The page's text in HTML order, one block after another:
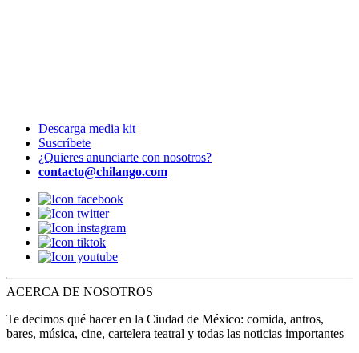
Descarga media kit
Suscríbete
¿Quieres anunciarte con nosotros?
contacto@chilango.com
ACERCA DE NOSOTROS
Te decimos qué hacer en la Ciudad de México: comida, antros,
bares, música, cine, cartelera teatral y todas las noticias importantes